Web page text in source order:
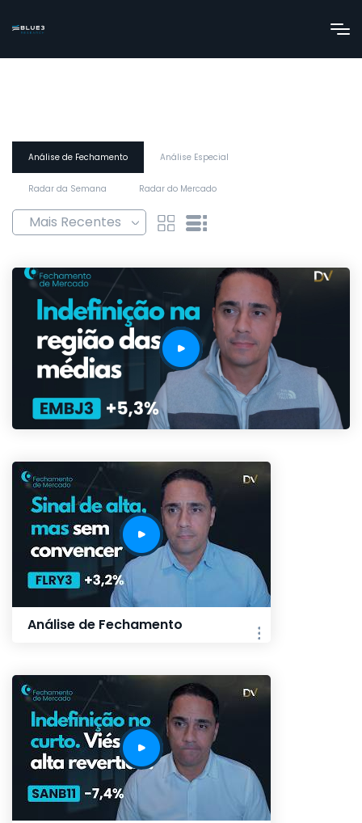
Análise de Fechamento Análise Especial
Radar da Semana Radar do Mercado
Análise de Fechamento